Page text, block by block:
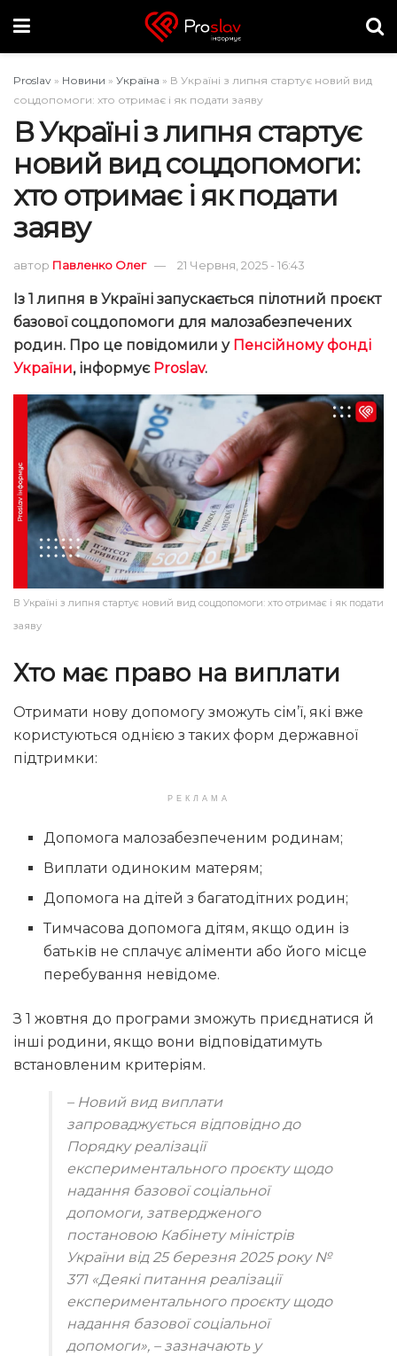
Proslav » Новини » Україна » В Україні з липня стартує новий вид
соцдопомоги: хто отримає і як подати заяву
В Україні з липня стартує
новий вид соцдопомоги:
хто отримає і як подати
заяву
автор Павленко Олег 21 Червня, 2025 - 16:43
Із 1 липня в Україні запускається пілотний проєкт
базової соцдопомоги для малозабезпечених
родин. Про це повідомили у Пенсійному фонді
України, інформує Proslav.
В Україні з липня стартує новий вид соцдопомоги: хто отримає і як подати
заяву
Хто має право на виплати
Отримати нову допомогу зможуть сім’ї, які вже
користуються однією з таких форм державної
підтримки:
РЕКЛАМА
Допомога малозабезпеченим родинам;
Виплати одиноким матерям;
Допомога на дітей з багатодітних родин;
Тимчасова допомога дітям, якщо один із
батьків не сплачує аліменти або його місце
перебування невідоме.
З 1 жовтня до програми зможуть приєднатися й
інші родини, якщо вони відповідатимуть
встановленим критеріям.
– Новий вид виплати
запроваджується відповідно до
Порядку реалізації
експериментального проєкту щодо
надання базової соціальної
допомоги, затвердженого
постановою Кабінету міністрів
України від 25 березня 2025 року №
371 «Деякі питання реалізації
експериментального проєкту щодо
надання базової соціальної
допомоги», – зазначають у